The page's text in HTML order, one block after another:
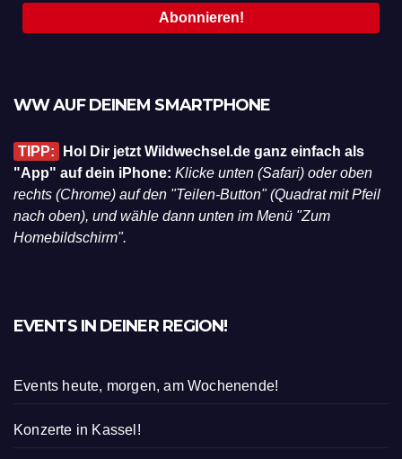
WW AUF DEINEM SMARTPHONE
TIPP:
Hol Dir jetzt Wildwechsel.de ganz einfach als
"App" auf dein iPhone: Klicke unten (Safari) oder oben
rechts (Chrome) auf den "Teilen-Button" (Quadrat mit Pfeil
nach oben), und wähle dann unten im Menü "Zum
Homebildschirm".
EVENTS IN DEINER REGION!
Events heute, morgen, am Wochenende!
Konzerte in Kassel!